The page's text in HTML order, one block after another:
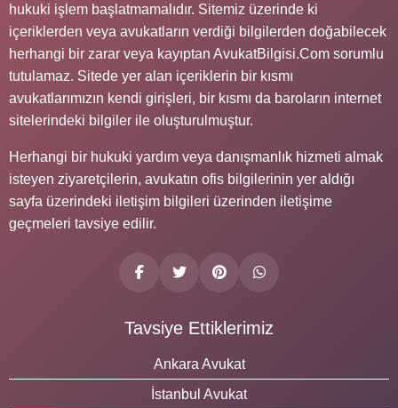
hukuki işlem başlatmamalıdır. Sitemiz üzerinde ki
içeriklerden veya avukatların verdiği bilgilerden doğabilecek
herhangi bir zarar veya kayıptan AvukatBilgisi.Com sorumlu
tutulamaz. Sitede yer alan içeriklerin bir kısmı
avukatlarımızın kendi girişleri, bir kısmı da baroların internet
sitelerindeki bilgiler ile oluşturulmuştur.
Herhangi bir hukuki yardım veya danışmanlık hizmeti almak
isteyen ziyaretçilerin, avukatın ofis bilgilerinin yer aldığı
sayfa üzerindeki iletişim bilgileri üzerinden iletişime
geçmeleri tavsiye edilir.
Tavsiye Ettiklerimiz
Ankara Avukat
İstanbul Avukat